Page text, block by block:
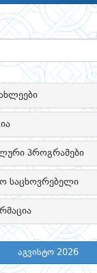
პროგრამები
საცხოვრებელი
აგვისტო 2026